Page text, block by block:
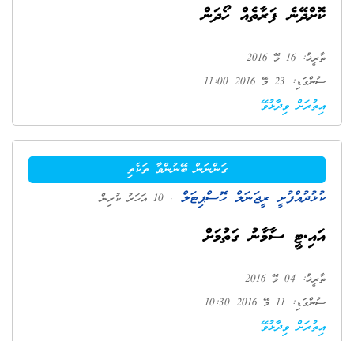
ކޮށްދޭނެ ފަރާތެއް ހޯދަން
ތާރީޚު: 16 މޭ 2016
ސުންގަޑި: 23 މޭ 2016 11:00
އިތުރަށް ވިދާޅުވޭ
ގަންނަން ބޭނުންވާ ތަކެތި
ކުޅުދުއްފުށީ ރީޖަނަލް ހޮސްޕިޓަލް . 10 އަހަރު ކުރިން
އައި.ޓީ ސާމާނު ގަތުމަށް
ތާރީޚު: 04 މޭ 2016
ސުންގަޑި: 11 މޭ 2016 10:30
އިތުރަށް ވިދާޅުވޭ